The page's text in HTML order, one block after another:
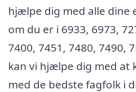
hjælpe dig med alle dine
om du er i 6933, 6973,
7400, 7451, 7480, 7490,
kan vi hjælpe dig med at
med de bedste fagfolk i